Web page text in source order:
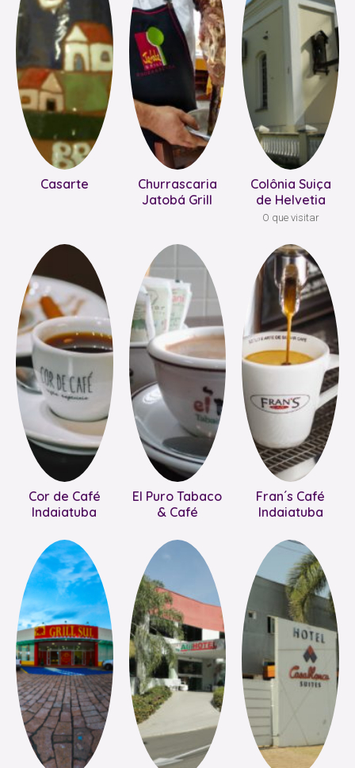
Casarte
Churrascaria
Jatobá Grill
Colônia Suiça
de Helvetia
O que visitar
Cor de Café
Indaiatuba
El Puro Tabaco
& Café
Fran´s Café
Indaiatuba